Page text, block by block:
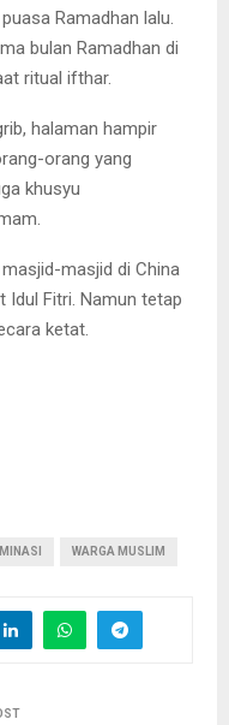
Ramadhan lalu.
bulan Ramadhan di
ritual ifthar.
halaman hampir
orang yang
khusyu
masjid di China
Idul Fitri. Namun tetap
ketat.
WARGA MUSLIM